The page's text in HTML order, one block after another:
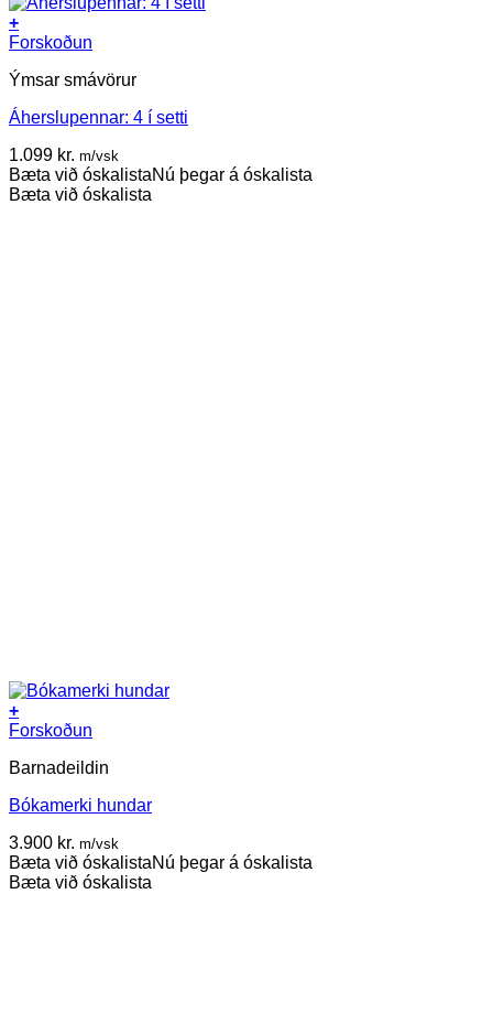
+
Forskoðun
Ýmsar smávörur
Áherslupennar: 4 í setti
1.099 kr. m/vsk
Bæta við óskalistaNú þegar á óskalista
Bæta við óskalista
+
Forskoðun
Barnadeildin
Bókamerki hundar
3.900 kr. m/vsk
Bæta við óskalistaNú þegar á óskalista
Bæta við óskalista